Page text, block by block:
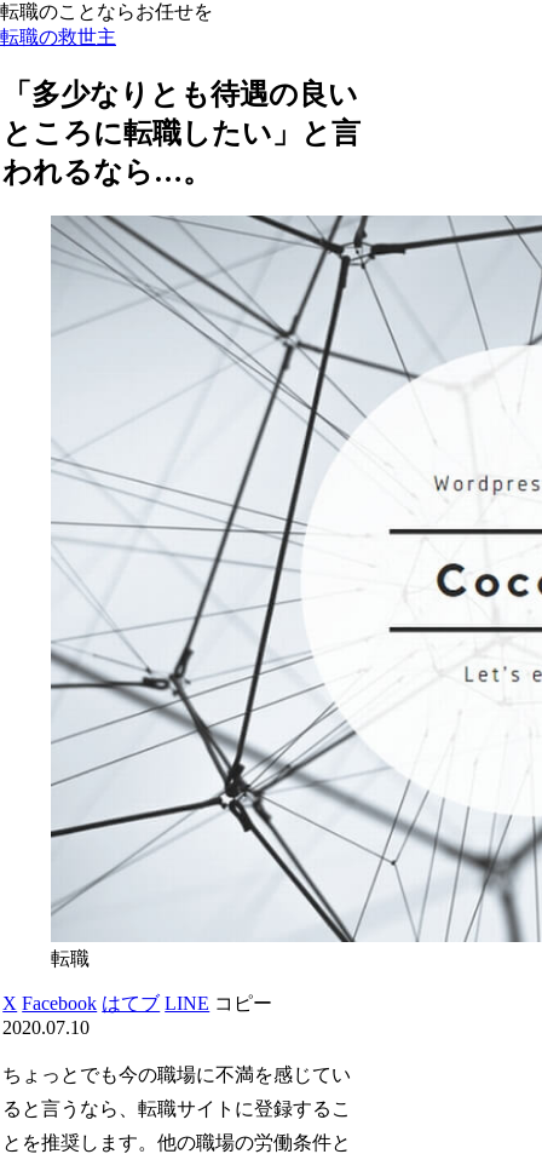
転職のことならお任せを
転職の救世主
「多少なりとも待遇の良い
ところに転職したい」と言
われるなら…。
転職
X Facebook はてブ LINE コピー
2020.07.10
ちょっとでも今の職場に不満を感じてい
ると言うなら、転職サイトに登録するこ
とを推奨します。他の職場の労働条件と